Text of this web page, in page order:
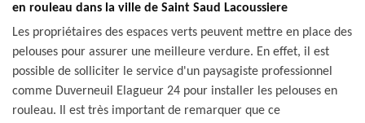
en rouleau dans la ville de Saint Saud Lacoussiere
Les propriétaires des espaces verts peuvent mettre en place des
pelouses pour assurer une meilleure verdure. En effet, il est
possible de solliciter le service d'un paysagiste professionnel
comme Duverneuil Elagueur 24 pour installer les pelouses en
rouleau. Il est très important de remarquer que ce